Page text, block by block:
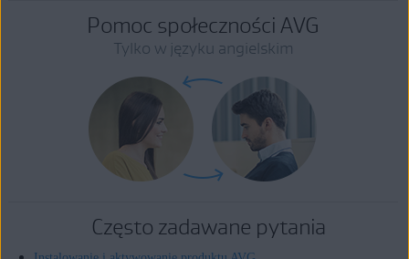
Pomoc społeczności AVG
Tylko w języku angielskim
Często zadawane pytania